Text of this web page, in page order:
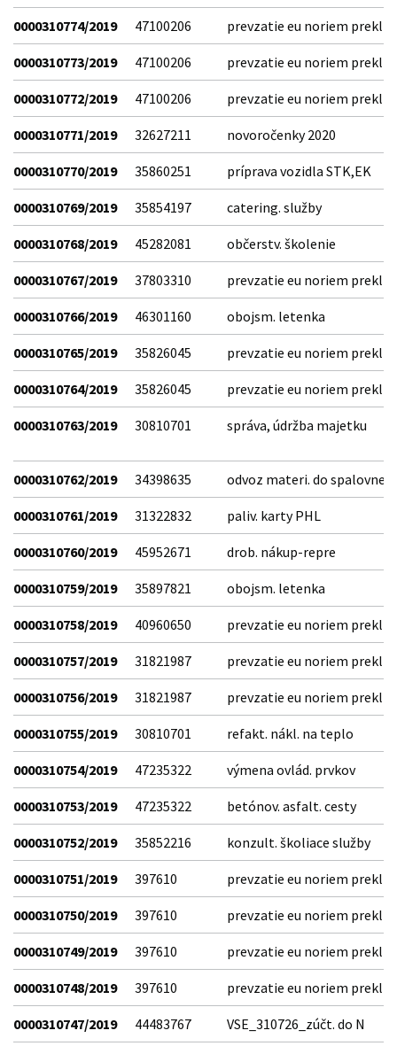
0000310774/2019 47100206 prevzatie eu noriem prekl
0000310773/2019 47100206 prevzatie eu noriem prekl
0000310772/2019 47100206 prevzatie eu noriem prekl
0000310771/2019 32627211 novoročenky 2020
0000310770/2019 35860251 príprava vozidla STK,EK
0000310769/2019 35854197 catering. služby
0000310768/2019 45282081 občerstv. školenie
0000310767/2019 37803310 prevzatie eu noriem prekl
0000310766/2019 46301160 obojsm. letenka
0000310765/2019 35826045 prevzatie eu noriem prekl
0000310764/2019 35826045 prevzatie eu noriem prekl
0000310763/2019 30810701 správa, údržba majetku
0000310762/2019 34398635 odvoz materi. do spalovne
0000310761/2019 31322832 paliv. karty PHL
0000310760/2019 45952671 drob. nákup-repre
0000310759/2019 35897821 obojsm. letenka
0000310758/2019 40960650 prevzatie eu noriem prekl
0000310757/2019 31821987 prevzatie eu noriem prekl
0000310756/2019 31821987 prevzatie eu noriem prekl
0000310755/2019 30810701 refakt. nákl. na teplo
0000310754/2019 47235322 výmena ovlád. prvkov
0000310753/2019 47235322 betónov. asfalt. cesty
0000310752/2019 35852216 konzult. školiace služby
0000310751/2019 397610 prevzatie eu noriem prekl
0000310750/2019 397610 prevzatie eu noriem prekl
0000310749/2019 397610 prevzatie eu noriem prekl
0000310748/2019 397610 prevzatie eu noriem prekl
0000310747/2019 44483767 VSE_310726_zúčt. do N